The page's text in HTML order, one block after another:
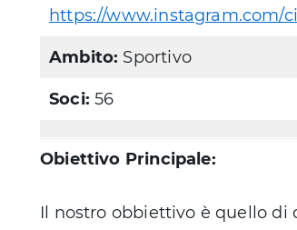
https://www.instagram.com/
Ambito: Sportivo
Soci: 56
Obiettivo Principale:
Il nostro obbiettivo è quello di